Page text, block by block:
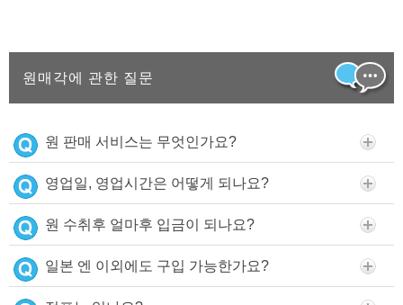
원매각에 관한 질문
원 판매 서비스는 무엇인가요?
영업일, 영업시간은 어떻게 되나요?
원 수취후 얼마후 입금이 되나요?
일본 엔 이외에도 구입 가능한가요?